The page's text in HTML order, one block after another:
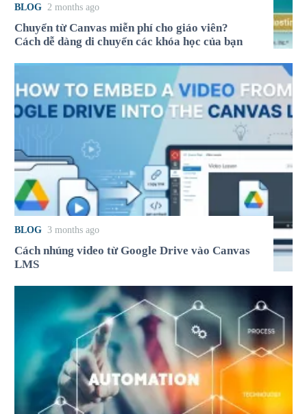
BLOG 2 months ago
Chuyển từ Canvas miễn phí cho giáo viên?
Cách dễ dàng di chuyển các khóa học của bạn
BLOG 3 months ago
Cách nhúng video từ Google Drive vào Canvas
LMS